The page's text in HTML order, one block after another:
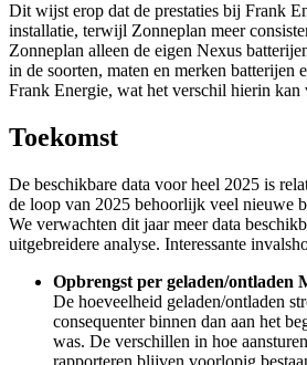
Dit wijst erop dat de prestaties bij Frank
installatie, terwijl Zonneplan meer
Zonneplan alleen de eigen Nexus
in de soorten, maten en merken batterijen
Frank Energie, wat het verschil hierin kan
Toekomst
De beschikbare data voor heel 2025 is
de loop van 2025 behoorlijk veel nieuwe
We verwachten dit jaar meer data
uitgebreidere analyse. Interessante
Opbrengst per geladen/ontladen
De hoeveelheid geladen/ontladen
consequenter binnen dan aan het
was. De verschillen in hoe